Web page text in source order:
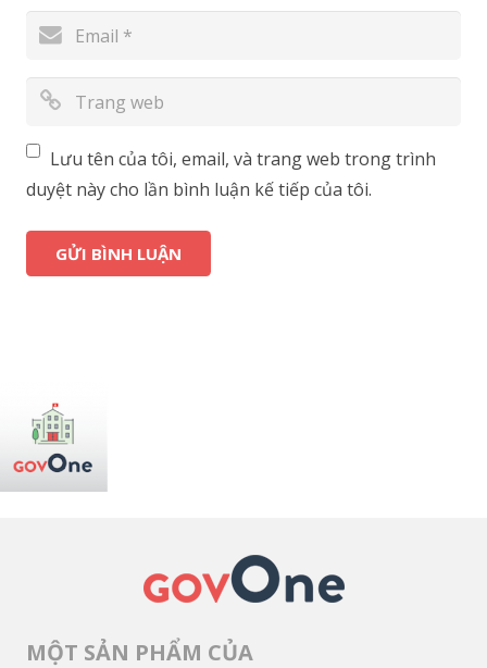
Lưu tên của tôi, email, và trang web trong trình
duyệt này cho lần bình luận kế tiếp của tôi.
MỘT SẢN PHẨM CỦA